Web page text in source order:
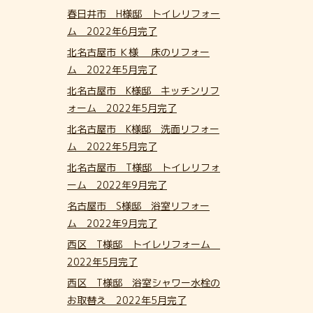
春日井市 H様邸 トイレリフォー
ム 2022年6月完了
北名古屋市 Ｋ様 床のリフォー
ム 2022年5月完了
北名古屋市 K様邸 キッチンリフ
ォーム 2022年5月完了
北名古屋市 K様邸 洗面リフォー
ム 2022年5月完了
北名古屋市 T様邸 トイレリフォ
ーム 2022年9月完了
名古屋市 S様邸 浴室リフォー
ム 2022年9月完了
西区 T様邸 トイレリフォーム
2022年5月完了
西区 T様邸 浴室シャワー水栓の
お取替え 2022年5月完了